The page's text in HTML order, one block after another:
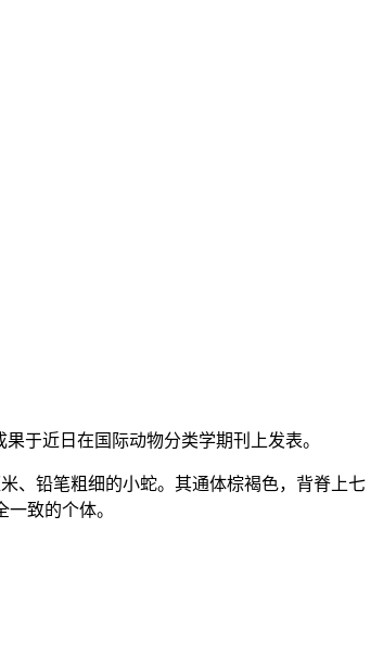
于近日在国际动物分类学期刊上发表。
、铅笔粗细的小蛇。其通体棕褐色，背脊上七
致的个体。